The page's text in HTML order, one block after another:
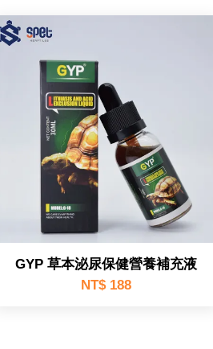
GYP 草本泌尿保健營養補充液
NT$ 188